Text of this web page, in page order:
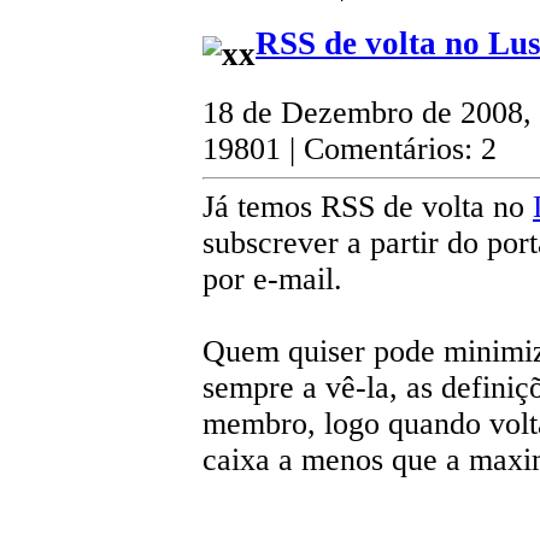
RSS de volta no
18 de Dezembro de
19801 | Comentários: 2
Já temos RSS de volta no
subscrever a partir do
por e-mail.
Quem quiser pode
sempre a vê-la, as
membro, logo quando
caixa a menos que a